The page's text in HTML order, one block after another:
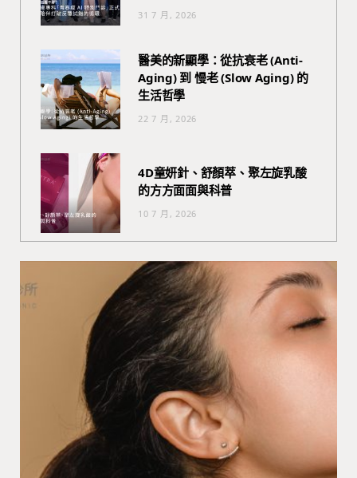
31 7 月, 2026
醫美的新顯學：從抗衰老 (Anti-
Aging) 到 慢老 (Slow Aging) 的
生活哲學
22 7 月, 2026
4D童妍針、舒顏萃、聚左旋乳酸
的方方面面與科普
10 7 月, 2026